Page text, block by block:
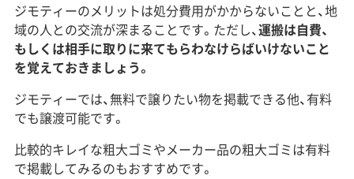
ジモティーのメリットは処分費用がかからないことと、地
域の人との交流が深まることです。ただし、運搬は自費、
もしくは相手に取りに来てもらわなけらばいけないこと
を覚えておきましょう。
ジモティーでは、無料で譲りたい物を掲載できる他、有料
でも譲渡可能です。
比較的キレイな粗大ゴミやメーカー品の粗大ゴミは有料
で掲載してみるのもおすすめです。